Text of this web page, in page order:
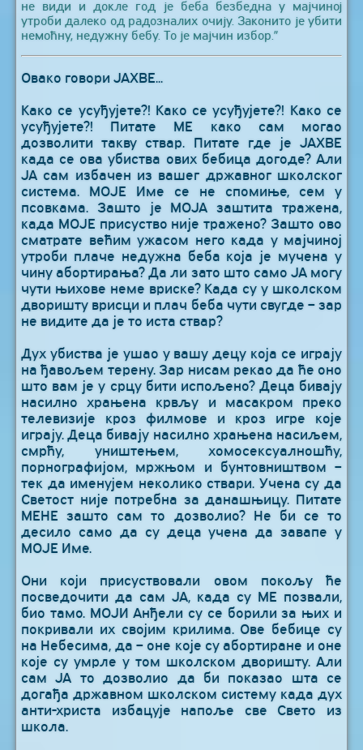
не види и докле год је беба безбедна у мајчиној
утроби далеко од радозналих очију. Законито је убити
немоћну, недужну бебу. То је мајчин избор.”
Овако говори ЈАХВЕ...
Како се усуђујете?! Како се усуђујете?! Како се
усуђујете?! Питате МЕ како сам могао
дозволити такву ствар. Питате где је ЈАХВЕ
када се ова убиства ових бебица догоде? Али
ЈА сам избачен из вашег државног школског
система. МОЈЕ Име се не спомиње, сем у
псовкама. Зашто је МОЈА заштита тражена,
када МОЈЕ присуство није тражено? Зашто ово
сматрате већим ужасом него када у мајчиној
утроби плаче недужна беба која је мучена у
чину абортирања? Да ли зато што само ЈА могу
чути њихове неме вриске? Када су у школском
дворишту врисци и плач беба чути свугде – зар
не видите да је то иста ствар?
Дух убиства је ушао у вашу децу која се играју
на ђавољем терену. Зар нисам рекао да ће оно
што вам је у срцу бити испољено? Деца бивају
насилно храњена крвљу и масакром преко
телевизије кроз филмове и кроз игре које
играју. Деца бивају насилно храњена насиљем,
смрћу, уништењем, хомосексуалношћу,
порнографијом, мржњом и бунтовништвом –
тек да именујем неколико ствари. Учена су да
Светост није потребна за данашњицу. Питате
МЕНЕ зашто сам то дозволио? Не би се то
десило само да су деца учена да завапе у
МОЈЕ Име.
Они који присуствовали овом покољу ће
посведочити да сам ЈА, када су МЕ позвали,
био тамо. МОЈИ Анђели су се борили за њих и
покривали их својим крилима. Ове бебице су
на Небесима, да – оне које су абортиране и оне
које су умрле у том школском дворишту. Али
сам ЈА то дозволио да би показао шта се
догађа државном школском систему када дух
анти-христа избацује напоље све Свето из
школа.